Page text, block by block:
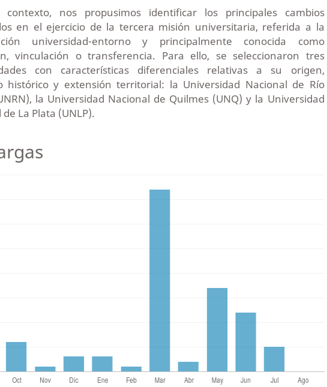
contexto, nos propusimos identificar los principales cambios
en el ejercicio de la tercera misión universitaria, referida a la
universidad-entorno y principalmente conocida como
vinculación o transferencia. Para ello, se seleccionaron tres
con características diferenciales relativas a su origen,
histórico y extensión territorial: la Universidad Nacional de Río
la Universidad Nacional de Quilmes (UNQ) y la Universidad
La Plata (UNLP).